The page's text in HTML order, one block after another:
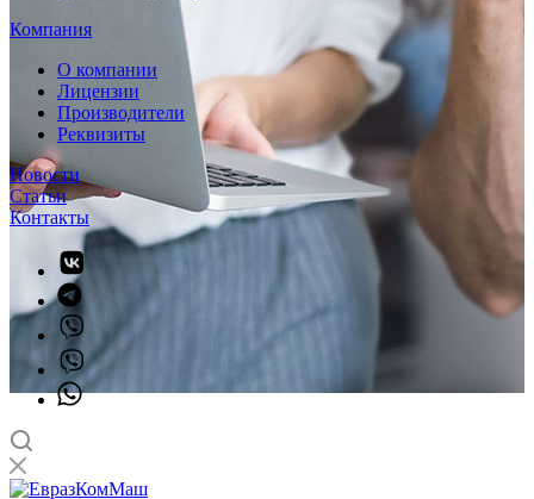
Компания
О компании
Лицензии
Производители
Реквизиты
Новости
Статьи
Контакты